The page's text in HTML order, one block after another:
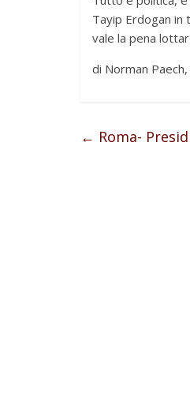
Tayip Erdogan in
vale la pena
di Norman
← Roma-